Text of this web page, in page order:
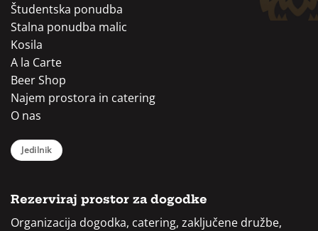
Študentska ponudba
Stalna ponudba malic
Kosila
A la Carte
Beer Shop
Najem prostora in catering
O nas
Jedilnik
Rezerviraj prostor za dogodke
Organizacija dogodka, catering, zaključene družbe,